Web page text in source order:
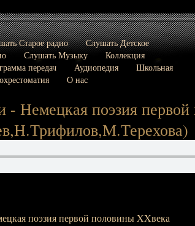
Старое радио
Слушать Детское
Слушать Музыку
Коллекция
передач
Аудиопедия
Школьная
О нас
Немецкая поэзия
поэзия первой половины XXвека